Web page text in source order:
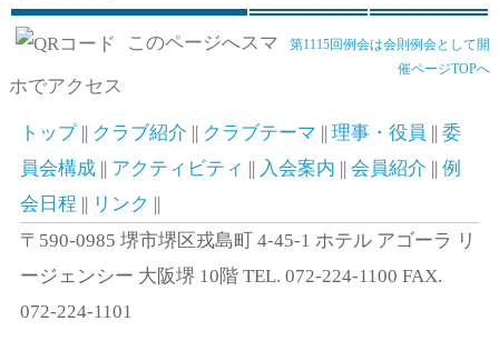
このページへスマ
ホでアクセス
第1115回例会は会則例会として開
催ページTOPへ
トップ|| クラブ紹介 || クラブテーマ || 理事・役員 || 委
員会構成 || アクティビティ || 入会案内 || 会員紹介 || 例
会日程 || リンク ||
〒590-0985 堺市堺区戎島町 4-45-1 ホテル アゴーラ リ
ージェンシー 大阪堺 10階 TEL. 072-224-1100 FAX.
072-224-1101